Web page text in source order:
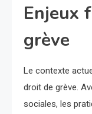
Enjeux
grève
Le contexte
droit de grève.
sociales, les